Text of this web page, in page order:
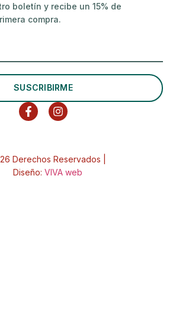
boletín y recibe un 15% de
compra.
SUSCRIBIRME
Derechos Reservados |
Diseño: VIVA web